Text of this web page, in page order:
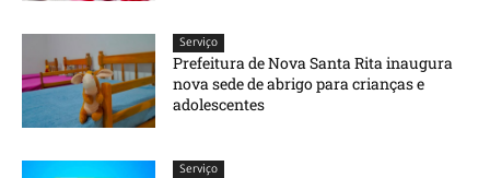
Serviço
Prefeitura de Nova Santa Rita inaugura
nova sede de abrigo para crianças e
adolescentes
Serviço